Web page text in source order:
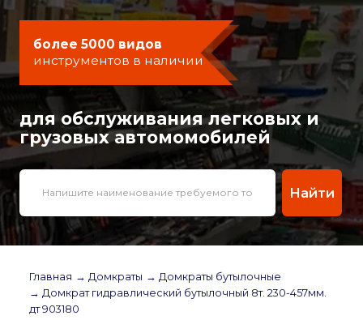
более 5000 видов
инструментов в наличии
для обслуживания легковых и
грузовых автомомобилей
Найти
Главная → Домкраты → Домкраты бутылочные
→ Домкрат гидравлический бутылочный 8т. 230-457мм.
дт 903180